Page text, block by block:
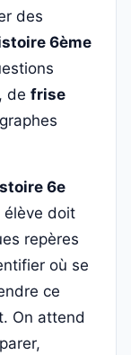
des
6ème
, de frise
6e
élève doit
repères
où se
ce
On attend